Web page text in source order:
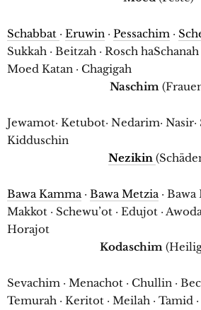
Schabbat · Eruwin · Pessachim ·
Sukkah · Beitzah · Rosch haSchanah
Moed Katan · Chagigah
Naschim
Jewamot· Ketubot· Nedarim· Nasir·
Kidduschin
Nezikin
Bawa Kamma · Bawa Metzia ·
Makkot · Schewu’ot · Edujot ·
Horajot
Kodaschim
Sevachim · Menachot · Chullin ·
Temurah · Keritot · Meilah · Tamid